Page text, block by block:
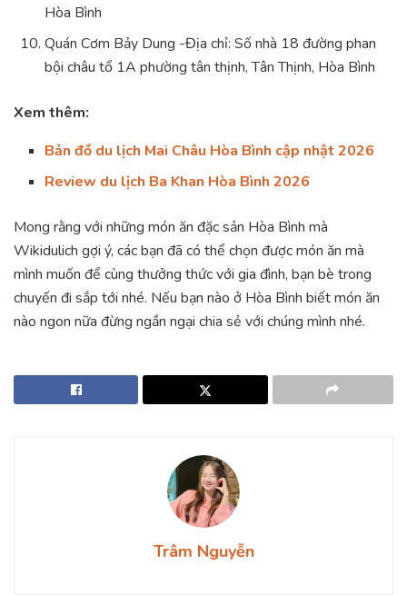
Hòa Bình
Quán Cơm Bảy Dung -Địa chỉ: Số nhà 18 đường phan
bội châu tổ 1A phường tân thịnh, Tân Thịnh, Hòa Bình
Xem thêm:
Bản đồ du lịch Mai Châu Hòa Bình cập nhật 2026
Review du lịch Ba Khan Hòa Bình 2026
Mong rằng với những món ăn đặc sản Hòa Bình mà
Wikidulich gợi ý, các bạn đã có thể chọn được món ăn mà
mình muốn để cùng thưởng thức với gia đình, bạn bè trong
chuyến đi sắp tới nhé. Nếu bạn nào ở Hòa Bình biết món ăn
nào ngon nữa đừng ngần ngại chia sẻ với chúng mình nhé.
Trâm Nguyễn